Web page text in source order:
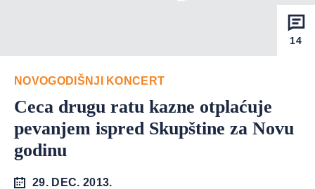
14
NOVOGODIŠNJI KONCERT
Ceca drugu ratu kazne otplaćuje
pevanjem ispred Skupštine za Novu
godinu
29. DEC. 2013.